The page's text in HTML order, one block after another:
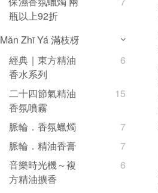
瓶以上92折
Mǎn Zhī Yá 滿枝枒
經典｜東方精油
香水系列
6
二十四節氣精油
香氛噴霧
15
脈輪．香氛蠟燭
7
脈輪．精油香膏
7
音樂時光機～複
方精油擴香
6